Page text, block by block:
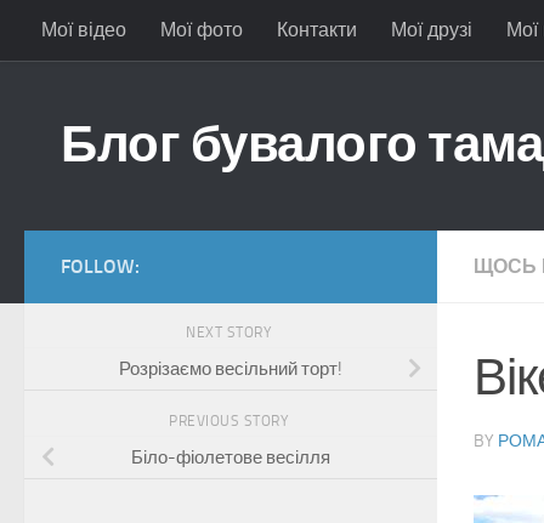
Skip to content
Мої відео Мої фото Контакти Мої друзі Мої
Блог бувалого
ЩОСЬ
BY
FOLLOW:
NEXT STORY
Розрізаємо весільний торт!
PREVIOUS STORY
Біло-фіолетове весілля